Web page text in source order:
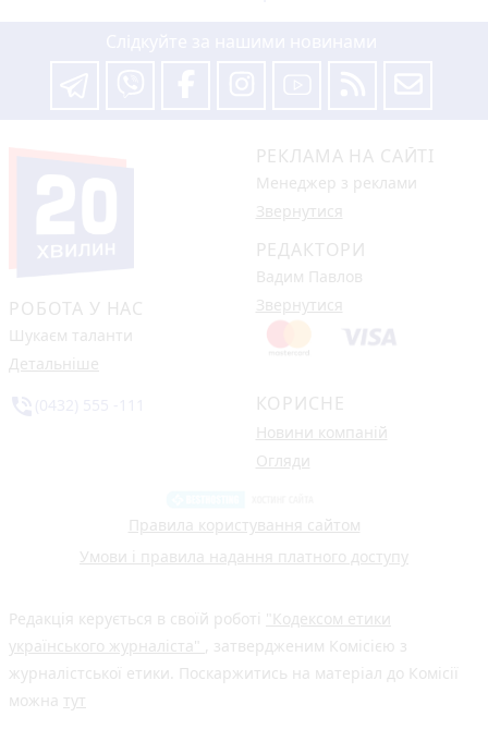
РОБОТА У НАС
Шукаєм таланти
Детальніше
РЕКЛАМА НА САЙТІ
Менеджер з реклами
Звернутися
РЕДАКТОРИ
Вадим Павлов
Звернутися
КОРИСНЕ
Новини компаній
Огляди
Правила користування сайтом
Умови і правила надання платного доступу
Редакція керується в своїй роботі "Кодексом етики
українського журналіста" , затвердженим Комісією з
журналістської етики. Поскаржитись на матеріал до Комісії
можна тут